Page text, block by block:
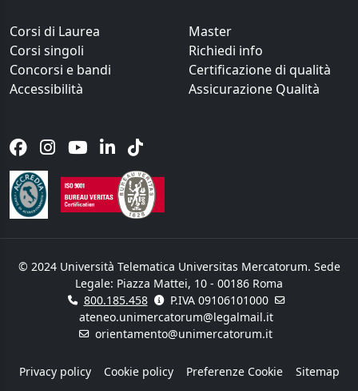
Corsi di Laurea
Master
Corsi singoli
Richiedi info
Concorsi e bandi
Certificazione di qualità
Accessibilità
Assicurazione Qualità
© 2024 Università Telematica Universitas Mercatorum. Sede
Legale: Piazza Mattei, 10 - 00186 Roma
800.185.458
P.IVA 09106101000
ateneo.unimercatorum@legalmail.it
orientamento@unimercatorum.it
Privacy policy Cookie policy Preferenze Cookie Sitemap